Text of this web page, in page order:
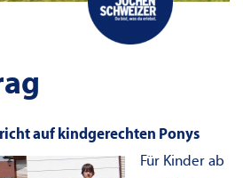
auf kindgerechten Ponys
Für Kinder ab